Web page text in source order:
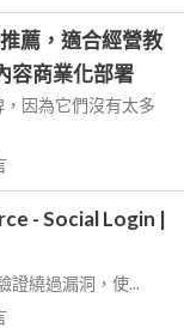
薦，適合經營教
容商業化部署
因為它們沒有太多
- Social Login |
證繞過漏洞，使...